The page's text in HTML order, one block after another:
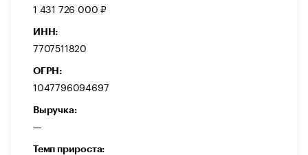
1 431 726 000 ₽
ИНН:
7707511820
ОГРН:
1047796094697
Выручка:
—
Темп прироста: